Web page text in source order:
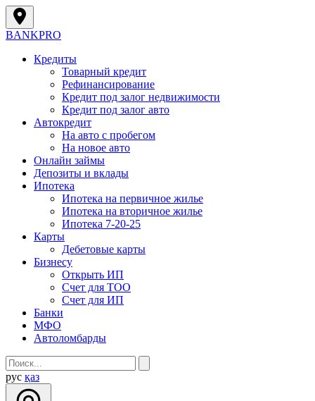
BANKPRO
Кредиты
Товарный кредит
Рефинансирование
Кредит под залог недвижимости
Кредит под залог авто
Автокредит
На авто с пробегом
На новое авто
Онлайн займы
Депозиты и вклады
Ипотека
Ипотека на первичное жилье
Ипотека на вторичное жилье
Ипотека 7-20-25
Карты
Дебетовые карты
Бизнесу
Открыть ИП
Cчет для ТОО
Счет для ИП
Банки
МФО
Автоломбарды
рус қаз